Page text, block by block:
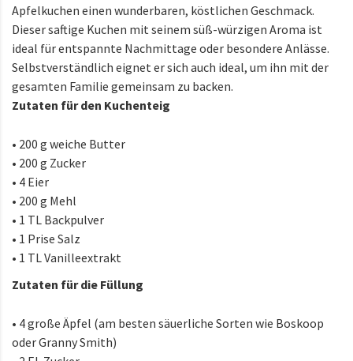
Apfelkuchen einen wunderbaren, köstlichen Geschmack.
Dieser saftige Kuchen mit seinem süß-würzigen Aroma ist
ideal für entspannte Nachmittage oder besondere Anlässe.
Selbstverständlich eignet er sich auch ideal, um ihn mit der
gesamten Familie gemeinsam zu backen.
Zutaten für den Kuchenteig
• 200 g weiche Butter
• 200 g Zucker
• 4 Eier
• 200 g Mehl
• 1 TL Backpulver
• 1 Prise Salz
• 1 TL Vanilleextrakt
Zutaten für die Füllung
• 4 große Äpfel (am besten säuerliche Sorten wie Boskoop
oder Granny Smith)